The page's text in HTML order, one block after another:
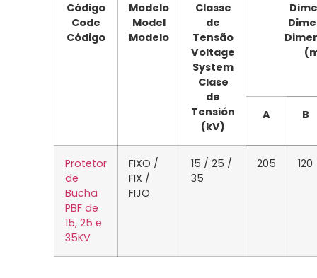
Código
Code
Código
Modelo
Model
Modelo
Classe
de
Tensão
Voltage
System
Clase
de
Tensión
(kV)
A B
Protetor
de
Bucha
PBF de
15, 25 e
35KV
FIXO /
FIX /
FIJO
15 / 25 /
35
205 120